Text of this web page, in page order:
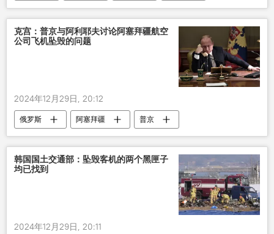
克宫：普京与阿利耶夫讨论阿塞拜疆航空
公司飞机坠毁的问题
2024年12月29日, 20:12
俄罗斯 阿塞拜疆 普京
韩国国土交通部：坠毁客机的两个黑匣子
均已找到
2024年12月29日, 20:11